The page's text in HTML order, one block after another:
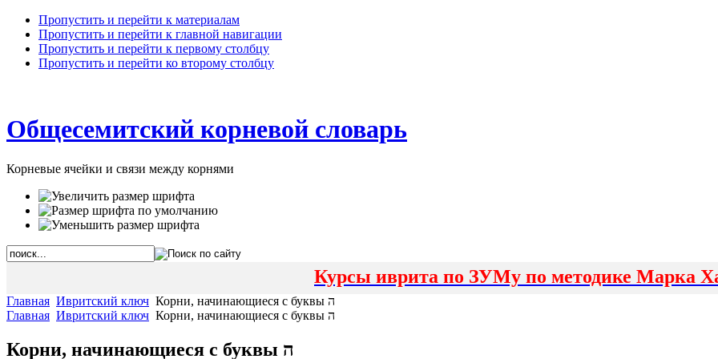
Пропустить и перейти к материалам
Пропустить и перейти к главной навигации
Пропустить и перейти к первому столбцу
Пропустить и перейти ко второму столбцу
Общесемитский корневой словарь
Корневые ячейки и связи между корнями
Курсы иврита по ЗУМу по методике Марка
Главная Ивритский ключ
Корни, начинающиеся с буквы ה
Главная Ивритский ключ Корни, начинающиеся с буквы ה
Корни, начинающиеся с буквы ה